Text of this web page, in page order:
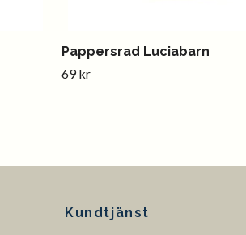
Pappersrad Luciabarn
69 kr
Kundtjänst